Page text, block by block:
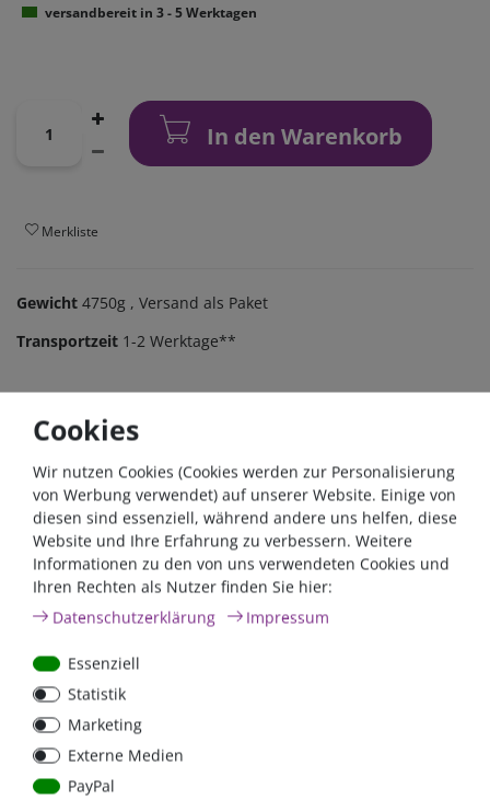
versandbereit in 3 - 5 Werktagen
In den Warenkorb
Merkliste
Gewicht 4750g , Versand als Paket
Transportzeit 1-2 Werktage**
Zum Kabelkonfigurator
Kabel, so wie man sie braucht.
Länge, Querschnitt und Anschlussstücke
individuell für Sie angepasst.
Beschreibung
Download
Cookies
Wir nutzen Cookies (Cookies werden zur Personalisierung
von Werbung verwendet) auf unserer Website. Einige von
diesen sind essenziell, während andere uns helfen, diese
Website und Ihre Erfahrung zu verbessern. Weitere
Informationen zu den von uns verwendeten Cookies und
Ihren Rechten als Nutzer finden Sie hier:
Daten­schutz­erklärung
Impressum
Essenziell
Statistik
Marketing
Externe Medien
PayPal